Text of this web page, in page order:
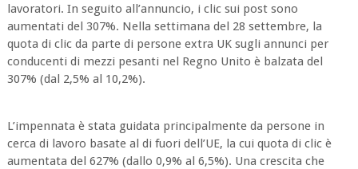
lavoratori. In seguito all’annuncio, i clic sui post sono
aumentati del 307%. Nella settimana del 28 settembre, la
quota di clic da parte di persone extra UK sugli annunci per
conducenti di mezzi pesanti nel Regno Unito è balzata del
307% (dal 2,5% al 10,2%).
L’impennata è stata guidata principalmente da persone in
cerca di lavoro basate al di fuori dell’UE, la cui quota di clic è
aumentata del 627% (dallo 0,9% al 6,5%). Una crescita che